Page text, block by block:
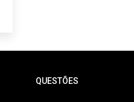
QUESTÕES